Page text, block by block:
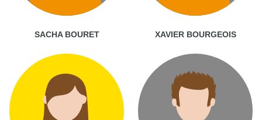
SACHA BOURET XAVIER BOURGEOIS